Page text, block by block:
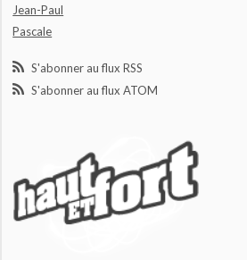
Jean-Paul
Pascale
S'abonner au flux RSS
S'abonner au flux ATOM